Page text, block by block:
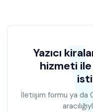
Yazıcı
hizmeti
İletişim formu ya da